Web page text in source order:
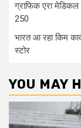
ग्राफिक एरा
250
भारत आ रहा किम
स्टोर
YOU MAY